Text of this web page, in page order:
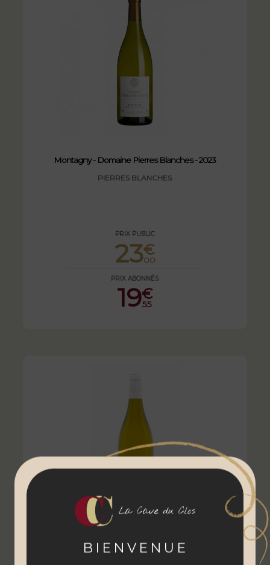
Montagny - Domaine Pierres Blanches - 2023
PIERRES BLANCHES
PRIX PUBLIC
23€
00
PRIX ABONNÉS
19€
55
Bourgogne Chitry "Olympe" - Domaine Olivier Morin - 2020
La Cave du Clos
BIENVENUE